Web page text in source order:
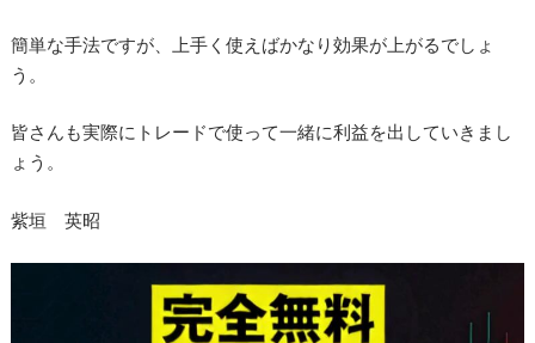
簡単な手法ですが、上手く使えばかなり効果が上がるでしょ
う。
皆さんも実際にトレードで使って一緒に利益を出していきまし
ょう。
紫垣 英昭